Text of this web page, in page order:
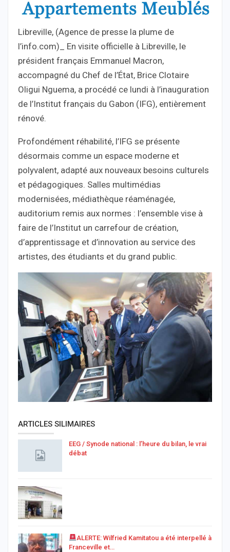
Libreville, (Agence de presse la plume de
l’info.com)_ En visite officielle à Libreville, le
président français Emmanuel Macron,
accompagné du Chef de l’État, Brice Clotaire
Oligui Nguema, a procédé ce lundi à l’inauguration
de l’Institut français du Gabon (IFG), entièrement
rénové.
Profondément réhabilité, l’IFG se présente
désormais comme un espace moderne et
polyvalent, adapté aux nouveaux besoins culturels
et pédagogiques. Salles multimédias
modernisées, médiathèque réaménagée,
auditorium remis aux normes : l’ensemble vise à
faire de l’Institut un carrefour de création,
d’apprentissage et d’innovation au service des
artistes, des étudiants et du grand public.
ARTICLES SILIMAIRES
EEG / Synode national : l’heure du bilan, le vrai
débat
ALERTE: Wilfried Kamitatou a été interpellé à
Franceville et…